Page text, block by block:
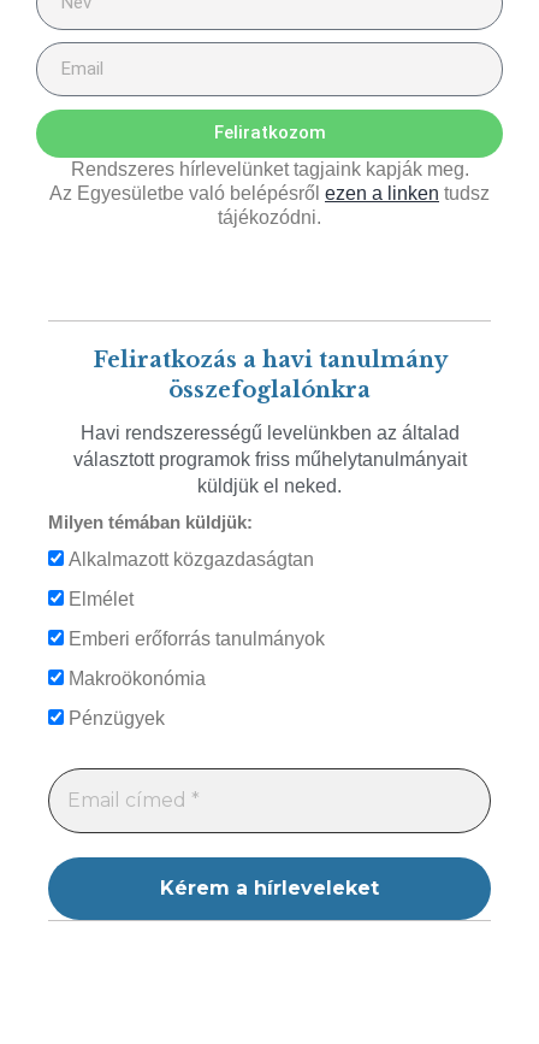
Feliratkozom
Rendszeres hírlevelünket tagjaink kapják meg.
Az Egyesületbe való belépésről ezen a linken tudsz
tájékozódni.
Feliratkozás a havi tanulmány
összefoglalónkra
Havi rendszerességű levelünkben az általad
választott programok friss műhelytanulmányait
küldjük el neked.
Milyen témában küldjük:
Alkalmazott közgazdaságtan
Elmélet
Emberi erőforrás tanulmányok
Makroökonómia
Pénzügyek